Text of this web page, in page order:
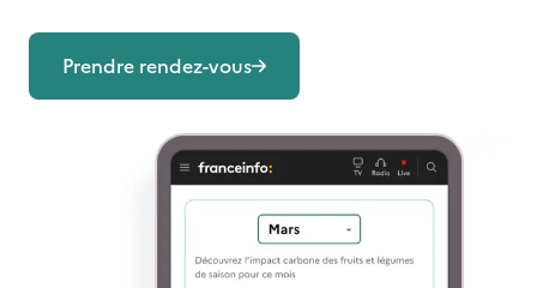
Prendre rendez-vous